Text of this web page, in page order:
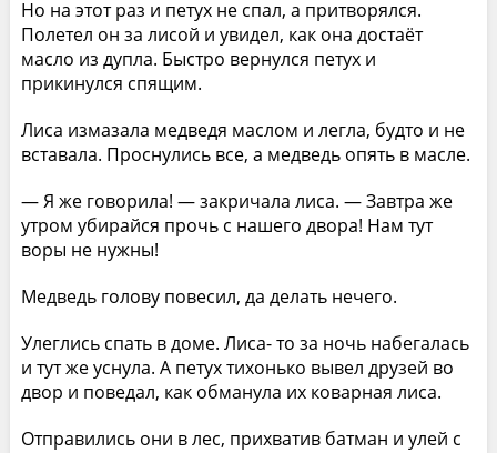
Но на этот раз и петух не спал, а притворялся.
Полетел он за лисой и увидел, как она достаёт
масло из дупла. Быстро вернулся петух и
прикинулся спящим.
Лиса измазала медведя маслом и легла, будто и не
вставала. Проснулись все, а медведь опять в масле.
— Я же говорила! — закричала лиса. — Завтра же
утром убирайся прочь с нашего двора! Нам тут
воры не нужны!
Медведь голову повесил, да делать нечего.
Улеглись спать в доме. Лиса- то за ночь набегалась
и тут же уснула. А петух тихонько вывел друзей во
двор и поведал, как обманула их коварная лиса.
Отправились они в лес, прихватив батман и улей с